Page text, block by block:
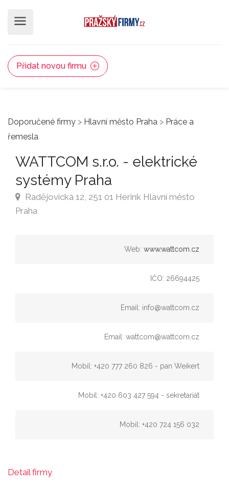
Přidat novou firmu
Doporučené firmy > Hlavní město Praha > Práce a
řemesla
WATTCOM s.r.o. - elektrické
systémy Praha
Radějovická 12, 251 01 Herink Hlavní město
Praha
Web: www.wattcom.cz
IČO: 26694425
Email: info@wattcom.cz
Email: wattcom@wattcom.cz
Mobil: +420 777 260 826 - pan Weikert
Mobil: +420 603 427 594 - sekretariát
Mobil: +420 724 156 032
Detail firmy